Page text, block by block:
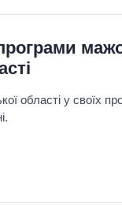
області у своїх